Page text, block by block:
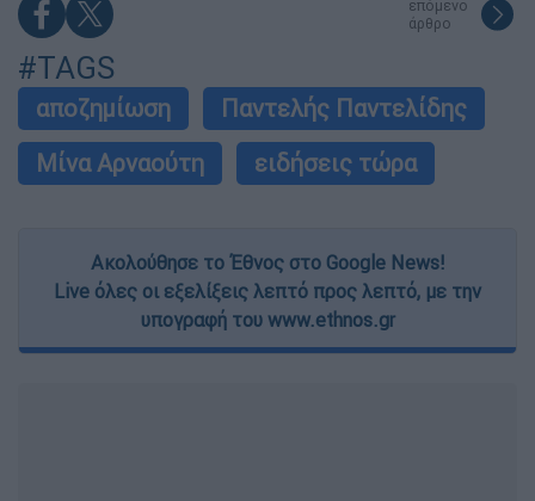
επόμενο
άρθρο
#TAGS
αποζημίωση
Παντελής Παντελίδης
Μίνα Αρναούτη
ειδήσεις τώρα
Ακολούθησε το Έθνος στο Google News!
Live όλες οι εξελίξεις λεπτό προς λεπτό, με την
υπογραφή του www.ethnos.gr